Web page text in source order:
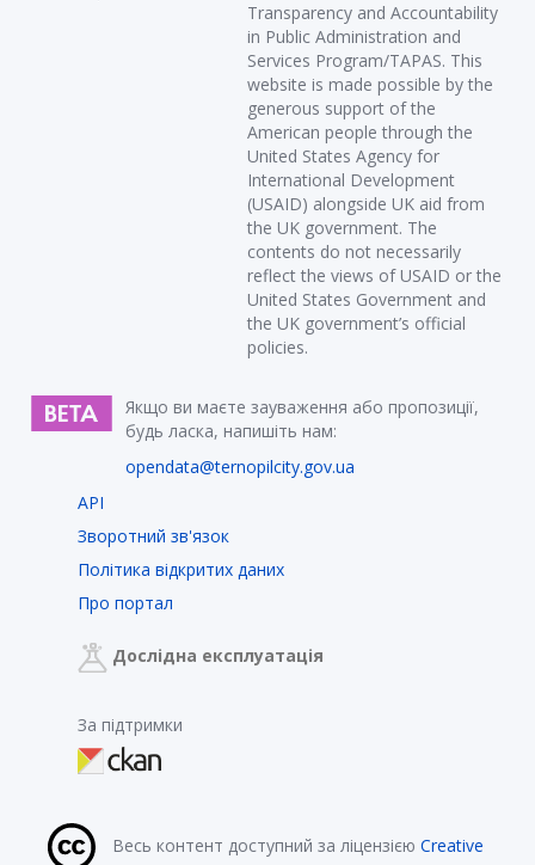
Transparency and Accountability
in Public Administration and
Services Program/TAPAS. This
website is made possible by the
generous support of the
American people through the
United States Agency for
International Development
(USAID) alongside UK aid from
the UK government. The
contents do not necessarily
reflect the views of USAID or the
United States Government and
the UK government’s official
policies.
Якщо ви маєте зауваження або пропозиції,
будь ласка, напишіть нам:
opendata@ternopilcity.gov.ua
API
Зворотний зв'язок
Політика відкритих даних
Про портал
Дослідна експлуатація
За підтримки
Весь контент доступний за ліцензією Creative